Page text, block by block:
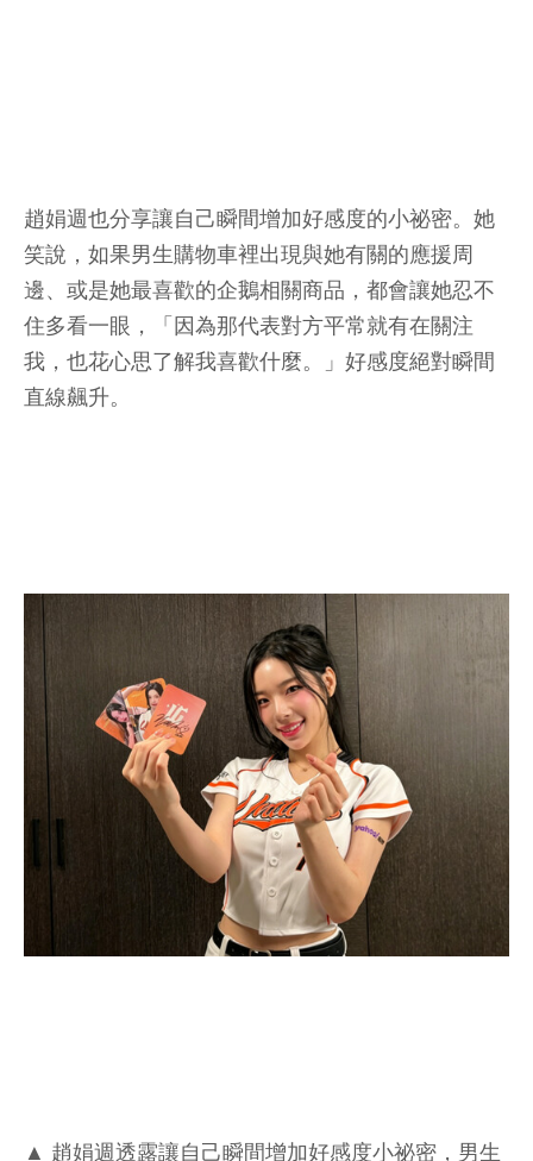
趙娟週也分享讓自己瞬間增加好感度的小祕密。她
笑說，如果男生購物車裡出現與她有關的應援周
邊、或是她最喜歡的企鵝相關商品，都會讓她忍不
住多看一眼，「因為那代表對方平常就有在關注
我，也花心思了解我喜歡什麼。」好感度絕對瞬間
直線飆升。
▲ 趙娟週透露讓自己瞬間增加好感度小祕密，男生